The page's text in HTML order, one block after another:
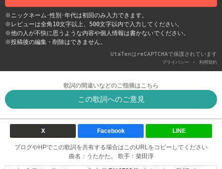
※ニックネーム･性別･年代は初回のみ入力できます。
※レビューは全角10文字以上、500文字以内で入力してください。
※他の人が不快に思うような内容や個人情報は書かないでください。
※投稿後の編集・削除はできません。
UtaTenはreCAPTCHAで保護されています
プライバシー - 利用契約
歌詞の間違いなどのご指摘はこちら
この歌詞へのご意見
X Facebook LINE
ブログやHPでこの歌詞を共有する場合はこのURLをコピーしてください
曲名：うたかた。 歌手：柴田淳